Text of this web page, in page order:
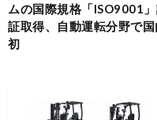
ムの国際規格「ISO9001
証取得、自動運転分野で国
初